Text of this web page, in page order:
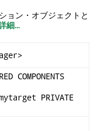
ョン・オブジェクトと
細...
COMPONENTS
PRIVATE